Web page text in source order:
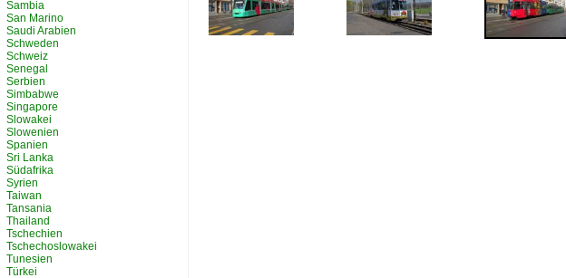
Sambia
San Marino
Saudi Arabien
Schweden
Schweiz
Senegal
Serbien
Simbabwe
Singapore
Slowakei
Slowenien
Spanien
Sri Lanka
Südafrika
Syrien
Taiwan
Tansania
Thailand
Tschechien
Tschechoslowakei
Tunesien
Türkei